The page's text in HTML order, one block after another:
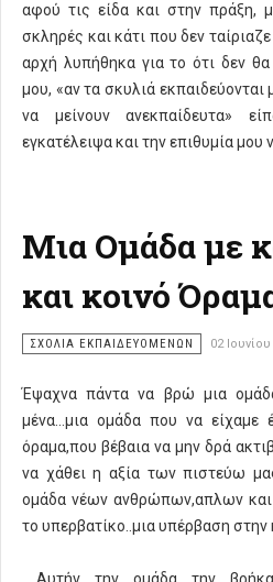
αφού τις είδα και στην πράξη,
σκληρές και κάτι που δεν
αρχή λυπήθηκα για το ότι δεν
μου, «αν τα σκυλιά
να μείνουν ανεκπαίδευτα»
εγκατέλειψα και την επιθυμία μου
Μια Ομάδα με
και κοινό
ΣΧΌΛΙΑ ΕΚΠΑΙΔΕΥΌΜΕΝΩΝ 02
Έψαχνα πάντα να βρώ μια
μένα...μια ομάδα που να είχαμε
όραμα,που βέβαια να μην δρά
να χάθει η αξία των πιστεύω
ομάδα νέων ανθρώπων,απλων και
το υπερβατίκο..μια υπέρβαση στην